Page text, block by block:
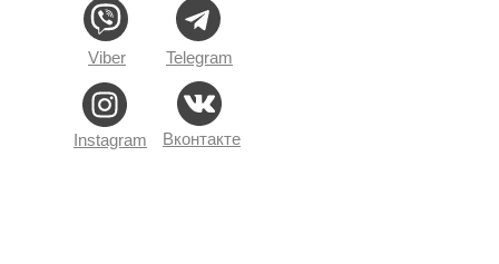
Telegram
Viber
Instagram Вконтакте